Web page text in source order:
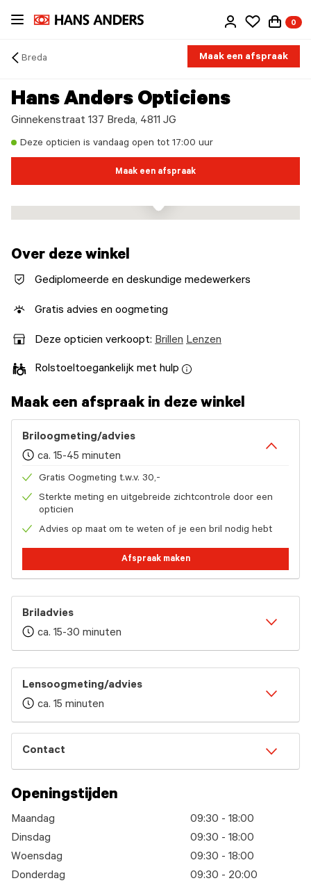
Ga
de
0
Breda Maak een afspraak
Hans Anders Opticiens
Ginnekenstraat 137 Breda, 4811 JG
Deze opticien is vandaag open tot 17:00 uur
Maak een afspraak
Over deze winkel
Gediplomeerde en deskundige medewerkers
Gratis advies en oogmeting
Deze opticien verkoopt: Brillen Lenzen
Rolstoeltoegankelijk met hulp
Maak een afspraak in deze winkel
Briloogmeting/advies
ca. 15-45 minuten
Gratis Oogmeting t.w.v. 30,-
Sterkte meting en uitgebreide zichtcontrole door een
opticien
Advies op maat om te weten of je een bril nodig hebt
Afspraak maken
Briladvies
ca. 15-30 minuten
Lensoogmeting/advies
ca. 15 minuten
Contact
Openingstijden
Maandag
09:30 - 18:00
Dinsdag
09:30 - 18:00
Woensdag
09:30 - 18:00
Donderdag
09:30 - 20:00